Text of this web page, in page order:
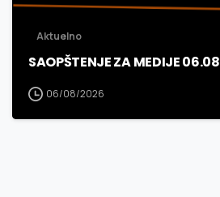
Aktuelno
SAOPŠTENJE ZA MEDIJE 06.08
06/08/2026